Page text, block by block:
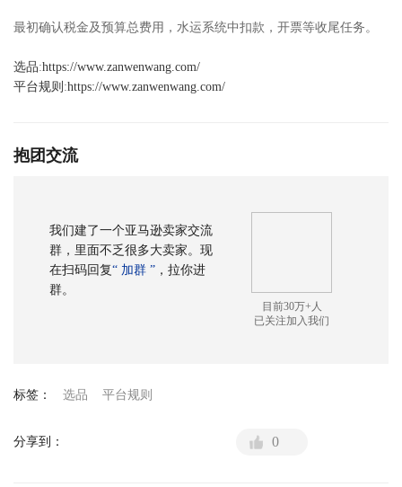
最初确认税金及预算总费用，水运系统中扣款，开票等收尾任务。
选品:https://www.zanwenwang.com/
平台规则 :https://www.zanwenwang.com/
抱团交流
我们建了一个亚马逊卖家交流
群，里面不乏很多大卖家。现
在扫码回复“ 加群 ” ，拉你进
群。
目前30万+人
已关注加入我们
标签： 选品 平台规则
分享到： 0